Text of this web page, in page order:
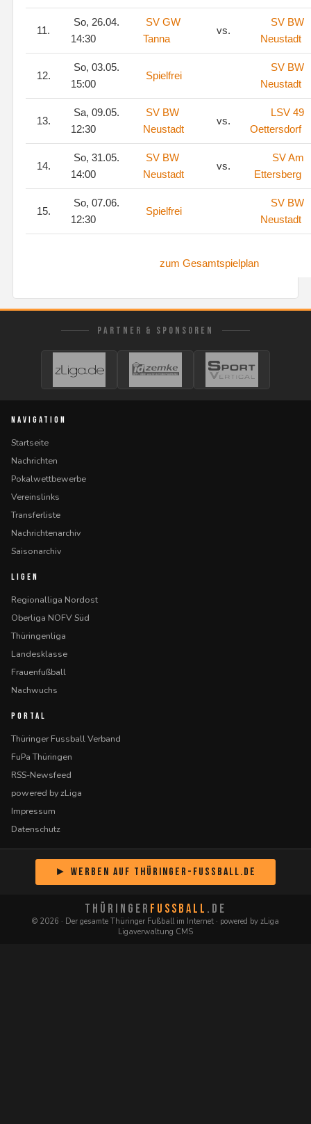
11.
So, 26.04.
14:30
SV GW
Tanna
vs.
SV BW
Neustadt
12.
So, 03.05.
15:00
Spielfrei
SV BW
Neustadt
13.
Sa, 09.05.
12:30
SV BW
Neustadt
vs.
LSV 49
Oettersdorf
14.
So, 31.05.
14:00
SV BW
Neustadt
vs.
SV Am
Ettersberg
15.
So, 07.06.
12:30
Spielfrei
SV BW
Neustadt
zum Gesamtspielplan
PARTNER & SPONSOREN
NAVIGATION
Startseite
Nachrichten
Pokalwettbewerbe
Vereinslinks
Transferliste
Nachrichtenarchiv
Saisonarchiv
LIGEN
Regionalliga Nordost
Oberliga NOFV Süd
Thüringenliga
Landesklasse
Frauenfußball
Nachwuchs
PORTAL
Thüringer Fussball Verband
FuPa Thüringen
RSS-Newsfeed
powered by zLiga
Impressum
Datenschutz
► Werben auf Thüringer-Fussball.de
THÜRINGER FUSSBALL .DE
© 2026 · Der gesamte Thüringer Fußball im Internet · powered by zLiga
Ligaverwaltung CMS